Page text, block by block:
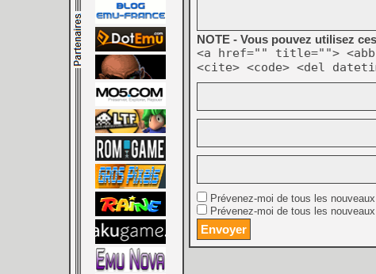
NOTE - Vous pouvez utilisez
<a href="" title="">
<cite> <code> <del
Prévenez-moi de tous les
Prévenez-moi de tous les